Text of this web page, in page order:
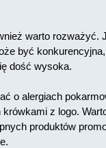
warto rozważyć.
być
dość wysoka.
o alergiach
z logo.
produktów